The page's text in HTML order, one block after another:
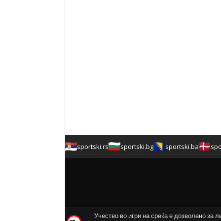
sportski.rs sportski.bg sportski.ba
Учество во игри на среќа е дозволено за